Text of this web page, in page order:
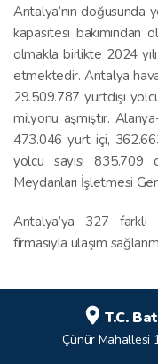
Antalya’nın doğusunda
kapasitesi bakımından
olmakla birlikte 2024
etmektedir. Antalya
29.509.787 yurtdışı
milyonu aşmıştır.
473.046 yurt içi,
yolcu sayısı 835.709
Meydanları İşletmesi
Antalya’ya 327 farklı
firmasıyla ulaşım
T.C.
Çünür Mahallesi